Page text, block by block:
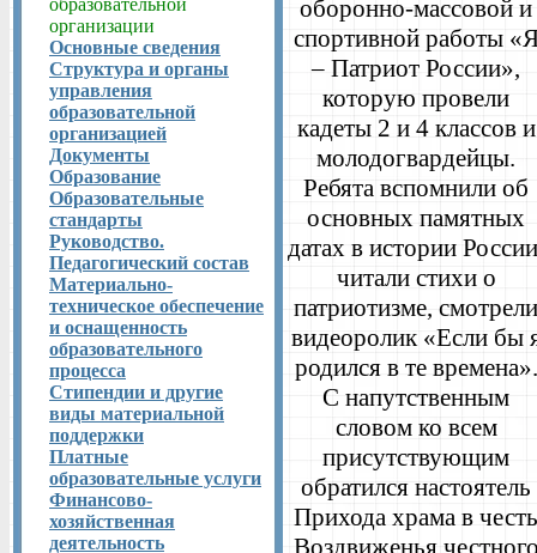
образовательной
организации
Основные сведения
Структура и органы
управления
образовательной
организацией
Документы
Образование
Образовательные
стандарты
Руководство.
Педагогический состав
Материально-
техническое обеспечение
и оснащенность
образовательного
процесса
Стипендии и другие
виды материальной
поддержки
Платные
образовательные услуги
Финансово-
хозяйственная
деятельность
оборонно-массовой и
спортивной работы
– Патриот России»,
которую провели
кадеты 2 и 4 классов и
молодогвардейцы.
Ребята вспомнили об
основных памятных
датах в истории
читали стихи о
патриотизме, смотрели
видеоролик «Если бы
родился в те времена».
С напутственным
словом ко всем
присутствующим
обратился настоятель
Прихода храма в честь
Воздвиженья